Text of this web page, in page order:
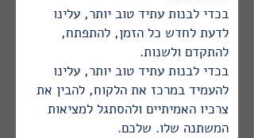
בכדי לבנות עתיד טוב יותר, עלינו
לדעת לחדש כל הזמן, להתפתח,
להתקדם ולשנות.
בכדי לבנות עתיד טוב יותר, עלינו
להעמיד במרכז את הלקוח, להבין את
צרכיו האמיתיים ולהסתגל למציאות
המשתנה שלו. שלכם.